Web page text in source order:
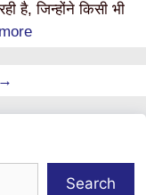
है, जिन्होंने किसी भी
→
Search